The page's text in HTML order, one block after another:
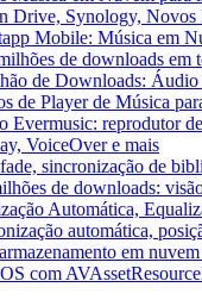
Drive, Synology, Novos
Mobile: Música em
de downloads em
de Downloads:
de Player de Música
Evermusic: reprodutor
VoiceOver e mais
sincronização de
de downloads:
Automática,
automática,
em
com